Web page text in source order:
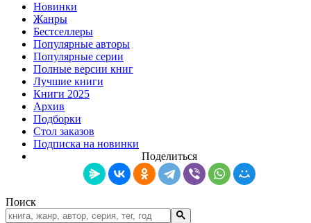
Новинки
Жанры
Бестселлеры
Популярные авторы
Популярные серии
Полные версии книг
Лучшие книги
Книги 2025
Архив
Подборки
Стол заказов
Подписка на новинки
Поделиться
Поиск